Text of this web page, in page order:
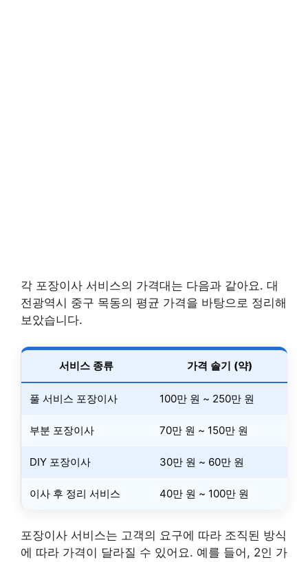
각 포장이사 서비스의 가격대는 다음과 같아요. 대
전광역시 중구 목동의 평균 가격을 바탕으로 정리해
보았습니다.
서비스 종류 가격 솔기 (약)
풀 서비스 포장이사 100만 원 ~ 250만 원
부분 포장이사 70만 원 ~ 150만 원
DIY 포장이사 30만 원 ~ 60만 원
이사 후 정리 서비스 40만 원 ~ 100만 원
포장이사 서비스는 고객의 요구에 따라 조직된 방식
에 따라 가격이 달라질 수 있어요. 예를 들어, 2인 가